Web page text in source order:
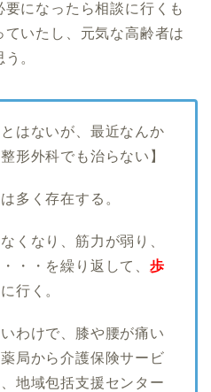
になったら相談に行くも
いたし、元気な高齢者は
。
はないが、最近なんか
形外科でも治らない】
多く存在する。
くなり、筋力が弱り、
・・を繰り返して、 歩
行く。
わけで、膝や腰が痛い
局から介護保険サービ
地域包括支援センター